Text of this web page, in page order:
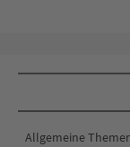
Allgemeine